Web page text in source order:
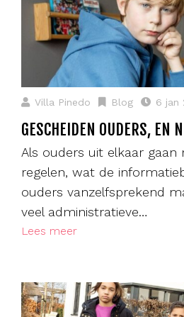
Villa Pinedo Blog 6 jan
GESCHEIDEN OUDERS, EN
Als ouders uit elkaar gaan
regelen, wat de
ouders vanzelfsprekend
veel administratieve…
Lees meer